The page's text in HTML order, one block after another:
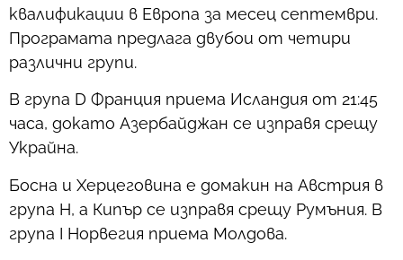
квалификации в Европа за месец септември.
Програмата предлага двубои от четири
различни групи.
В група D Франция приема Исландия от 21:45
часа, докато Азербайджан се изправя срещу
Украйна.
Босна и Херцеговина е домакин на Австрия в
група Н, а Кипър се изправя срещу Румъния. В
група I Норвегия приема Молдова.